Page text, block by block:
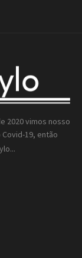
2020 vimos nosso
19, então